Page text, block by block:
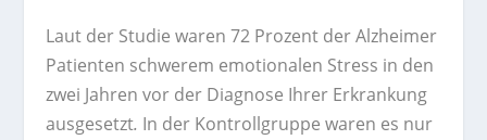
Laut der Studie waren 72 Prozent der Alzheimer
Patienten schwerem emotionalen Stress in den
zwei Jahren vor der Diagnose Ihrer Erkrankung
ausgesetzt. In der Kontrollgruppe waren es nur